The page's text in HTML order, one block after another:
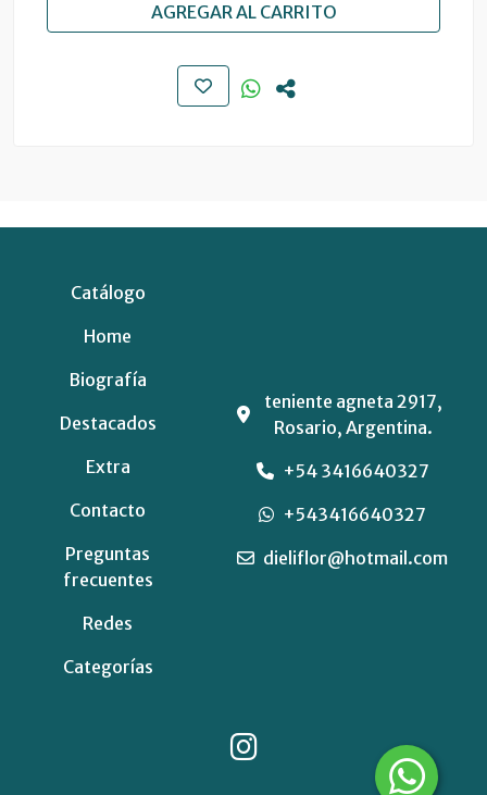
AGREGAR AL CARRITO
Catálogo
Home
Biografía
Destacados
Extra
Contacto
Preguntas
frecuentes
Redes
Categorías
teniente agneta 2917,
Rosario, Argentina.
+54 3416640327
+543416640327
dieliflor@hotmail.com